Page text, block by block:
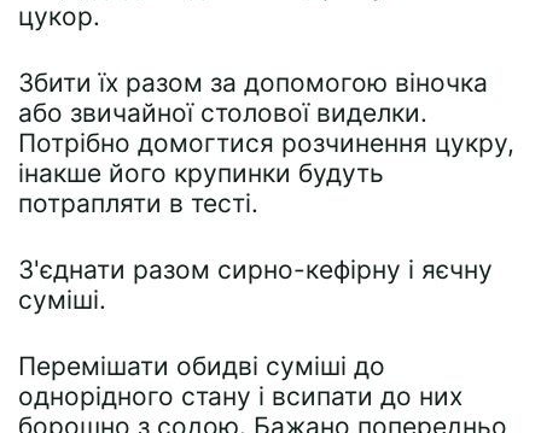
цукор.
Збити їх разом за допомогою віночка
або звичайної столової виделки.
Потрібно домогтися розчинення цукру,
інакше його крупинки будуть
потрапляти в тесті.
З'єднати разом сирно-кефірну і яєчну
суміші.
Перемішати обидві суміші до
однорідного стану і всипати до них
борошно з содою. Бажано попередньо